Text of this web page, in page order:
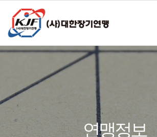
연맹정보